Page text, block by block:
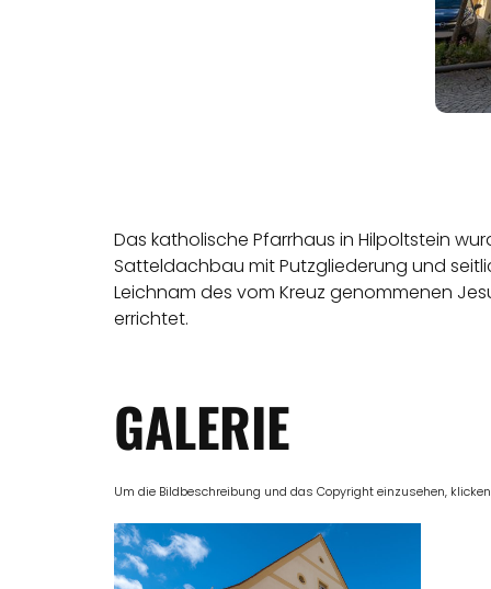
Das katholische Pfarrhaus in Hilpoltstein
Satteldachbau mit Putzgliederung und
Leichnam des vom Kreuz genommenen
errichtet.
GALERIE
Um die Bildbeschreibung und das Copyright einzusehen,